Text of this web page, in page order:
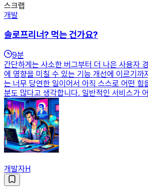
스크랩
개발
솔로프리너? 먹는 건가요?
9분
간단하게는 사소한 버그부터 더 나은 사용자
에 영향을 미칠 수 있는 기능 개선에 이르기까
는 너무 당연한 일이어서 아직 스스로 어떤 힘
분도 많다고 생각합니다. 일반적인 서비스가
개발자H